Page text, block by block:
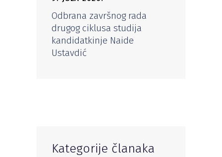
Odbrana završnog rada
drugog ciklusa studija
kandidatkinje Naide
Ustavdić
Kategorije članaka